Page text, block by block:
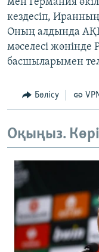
кездесіп,
Оның алдында
мәселесі
басшыларымен
Бөлісу
Оқыңыз.